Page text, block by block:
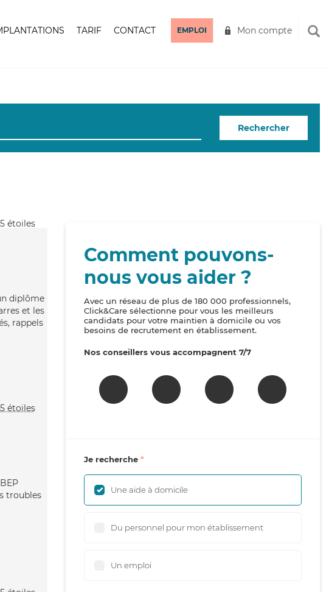
TARIF CONTACT EMPLOI Mon compte
Rechercher
diplôme
et les
rappels
troubles
Comment pouvons-
nous vous aider ?
Avec un réseau de plus de 180 000 professionnels,
Click&Care sélectionne pour vous les meilleurs
candidats pour votre maintien à domicile ou vos
besoins de recrutement en établissement.
Nos conseillers vous accompagnent 7/7
Je recherche
Une aide à domicile
Du personnel pour mon établissement
Un emploi